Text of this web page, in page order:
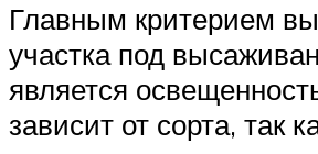
Главным критерием
участка под
является
зависит от сорта, так